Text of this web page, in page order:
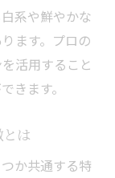
系や鮮やかな
ます。プロの
活用すること
きます。
は
か共通する特